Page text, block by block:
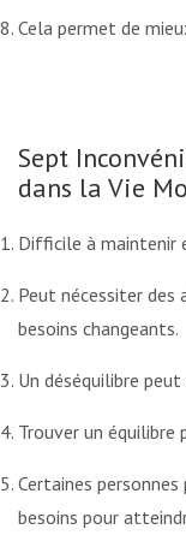
Cela permet de
Sept
dans la Vie
Difficile à maintenir
Peut nécessiter des
besoins changeants.
Un déséquilibre
Trouver un
Certaines
besoins pour